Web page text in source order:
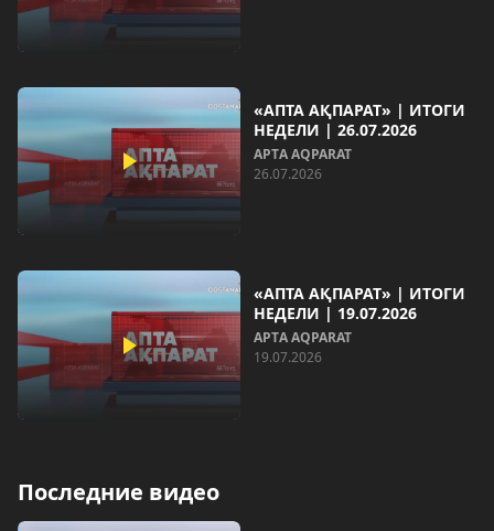
«АПТА АҚПАРАТ» | ИТОГИ
НЕДЕЛИ | 26.07.2026
AРТA AQPARAT
26.07.2026
«АПТА АҚПАРАТ» | ИТОГИ
НЕДЕЛИ | 19.07.2026
AРТA AQPARAT
19.07.2026
Последние видео